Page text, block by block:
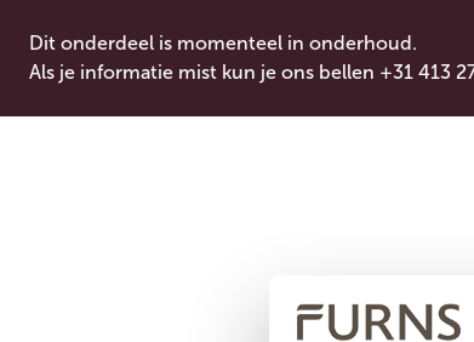
Dit onderdeel is momenteel in onderhoud.
Als je informatie mist kun je ons bellen +31 413